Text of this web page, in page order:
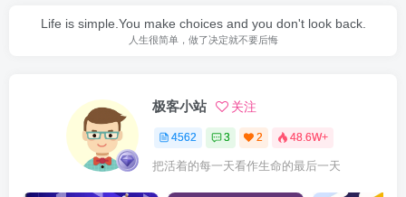
Life is simple.You make choices and you don't look back.
人生很简单，做了决定就不要后悔
极客小站 关注
4562 3 2 48.6W+
把活着的每一天看作生命的最后一天